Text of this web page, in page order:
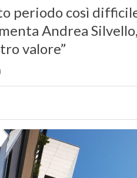
periodo così
Andrea
valore”